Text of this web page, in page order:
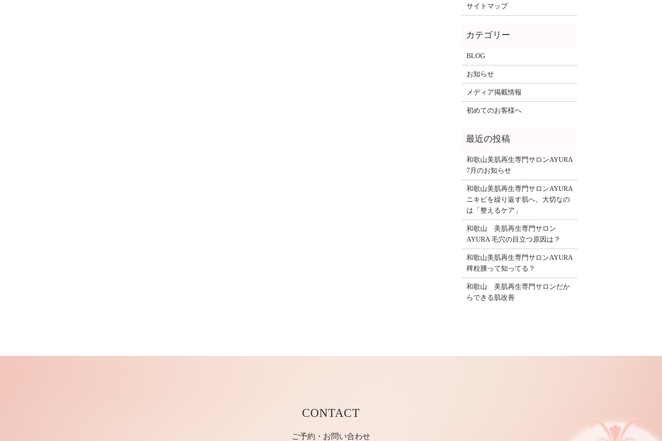
サイトマップ
BLOG
お知らせ
メディア掲載情報
初めてのお客様へ
和歌山美肌再生専門サロンAYURA
7月のお知らせ
和歌山美肌再生専門サロンAYURA
ニキビを繰り返す肌へ。大切なの
は「整えるケア」
和歌山 美肌再生専門サロン
AYURA 毛穴の目立つ原因は？
和歌山美肌再生専門サロンAYURA
稗粒腫って知ってる？
和歌山 美肌再生専門サロンだか
らできる肌改善
CONTACT
ご予約・お問い合わせ